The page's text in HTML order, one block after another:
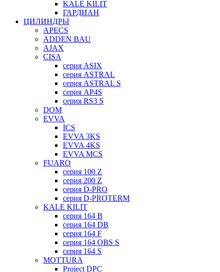
KALE KILIT
ГАРДИАН
ЦИЛИНДРЫ
APECS
ADDEN BAU
AJAX
CISA
серия ASIX
серия ASTRAL
серия ASTRAL S
серия AP4S
серия RS3 S
DOM
EVVA
ICS
EVVA 3KS
EVVA 4KS
EVVA MCS
FUARO
серия 100 Z
серия 200 Z
серия D-PRO
серия D-PROTERM
KALE KILIT
серия 164 B
серия 164 DB
серия 164 F
серия 164 OBS S
серия 164 S
MOTTURA
Project DPC